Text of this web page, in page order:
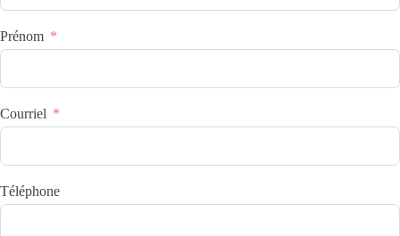
Prénom
Courriel
Téléphone